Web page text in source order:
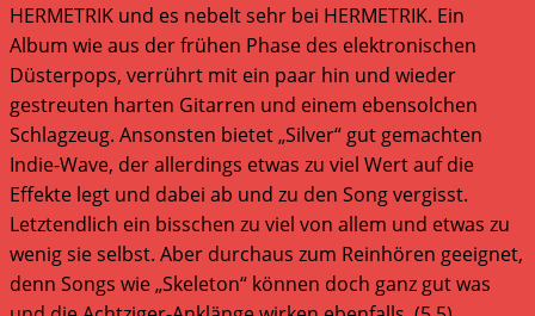
HERMETRIK und es nebelt sehr bei HERMETRIK. Ein
Album wie aus der frühen Phase des elektronischen
Düsterpops, verrührt mit ein paar hin und wieder
gestreuten harten Gitarren und einem ebensolchen
Schlagzeug. Ansonsten bietet „Silver“ gut gemachten
Indie-Wave, der allerdings etwas zu viel Wert auf die
Effekte legt und dabei ab und zu den Song vergisst.
Letztendlich ein bisschen zu viel von allem und etwas zu
wenig sie selbst. Aber durchaus zum Reinhören geeignet,
denn Songs wie „Skeleton“ können doch ganz gut was